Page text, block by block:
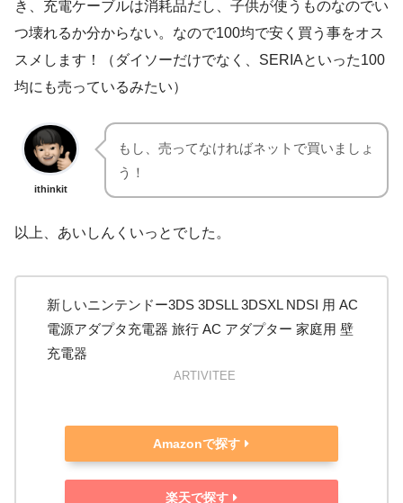
き、充電ケーブルは消耗品だし、子供が使うものなのでい
つ壊れるか分からない。なので100均で安く買う事をオス
スメします！（ダイソーだけでなく、SERIAといった100
均にも売っているみたい）
ithinkit
もし、売ってなければネットで買いましょ
う！
以上、あいしんくいっとでした。
新しいニンテンドー3DS 3DSLL 3DSXL NDSI 用 AC
電源アダプタ充電器 旅行 AC アダプター 家庭用 壁
充電器
ARTIVITEE
Amazonで探す
楽天で探す